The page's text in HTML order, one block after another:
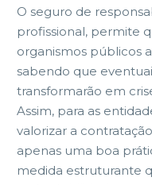
O seguro de
profissional, permite
organismos públicos
sabendo que
transformarão em
Assim, para as
valorizar a
apenas uma boa
medida estruturante